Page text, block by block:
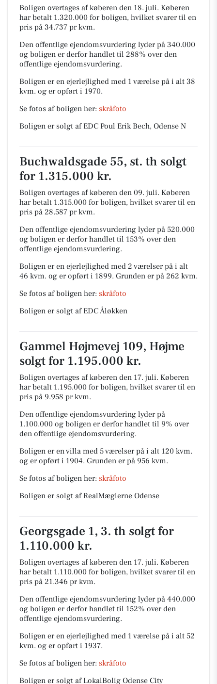
Boligen overtages af køberen den 18. juli. Køberen
har betalt 1.320.000 for boligen, hvilket svarer til en
pris på 34.737 pr kvm.
Den offentlige ejendomsvurdering lyder på 340.000
og boligen er derfor handlet til 288% over den
offentlige ejendomsvurdering.
Boligen er en ejerlejlighed med 1 værelse på i alt 38
kvm. og er opført i 1970.
Se fotos af boligen her: skråfoto
Boligen er solgt af EDC Poul Erik Bech, Odense N
Buchwaldsgade 55, st. th solgt
for 1.315.000 kr.
Boligen overtages af køberen den 09. juli. Køberen
har betalt 1.315.000 for boligen, hvilket svarer til en
pris på 28.587 pr kvm.
Den offentlige ejendomsvurdering lyder på 520.000
og boligen er derfor handlet til 153% over den
offentlige ejendomsvurdering.
Boligen er en ejerlejlighed med 2 værelser på i alt
46 kvm. og er opført i 1899. Grunden er på 262 kvm.
Se fotos af boligen her: skråfoto
Boligen er solgt af EDC Åløkken
Gammel Højmevej 109, Højme
solgt for 1.195.000 kr.
Boligen overtages af køberen den 17. juli. Køberen
har betalt 1.195.000 for boligen, hvilket svarer til en
pris på 9.958 pr kvm.
Den offentlige ejendomsvurdering lyder på
1.100.000 og boligen er derfor handlet til 9% over
den offentlige ejendomsvurdering.
Boligen er en villa med 5 værelser på i alt 120 kvm.
og er opført i 1904. Grunden er på 956 kvm.
Se fotos af boligen her: skråfoto
Boligen er solgt af RealMæglerne Odense
Georgsgade 1, 3. th solgt for
1.110.000 kr.
Boligen overtages af køberen den 17. juli. Køberen
har betalt 1.110.000 for boligen, hvilket svarer til en
pris på 21.346 pr kvm.
Den offentlige ejendomsvurdering lyder på 440.000
og boligen er derfor handlet til 152% over den
offentlige ejendomsvurdering.
Boligen er en ejerlejlighed med 1 værelse på i alt 52
kvm. og er opført i 1937.
Se fotos af boligen her: skråfoto
Boligen er solgt af LokalBolig Odense City